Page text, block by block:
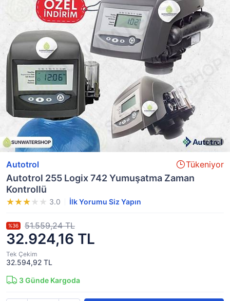
Autotrol Tükeniyor
Autotrol 255 Logix 742 Yumuşatma Zaman
Kontrollü
3.0 İlk Yorumu Siz Yapın
32.924,16 TL
%36 51.559,24 TL
Tek Çekim
32.594,92 TL
3Günde Kargoda